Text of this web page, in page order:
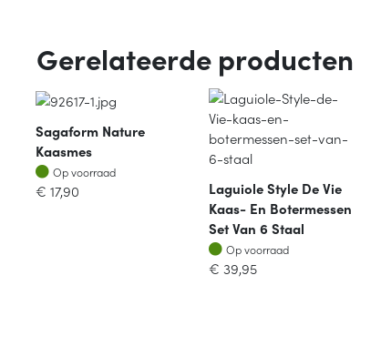
Gerelateerde producten
Sagaform Nature
Kaasmes
Op voorraad
Op voorraad
€ 17,90
Laguiole Style De Vie
Kaas- En Botermessen
Set Van 6 Staal
Op voorraad
Op voorraad
€ 39,95